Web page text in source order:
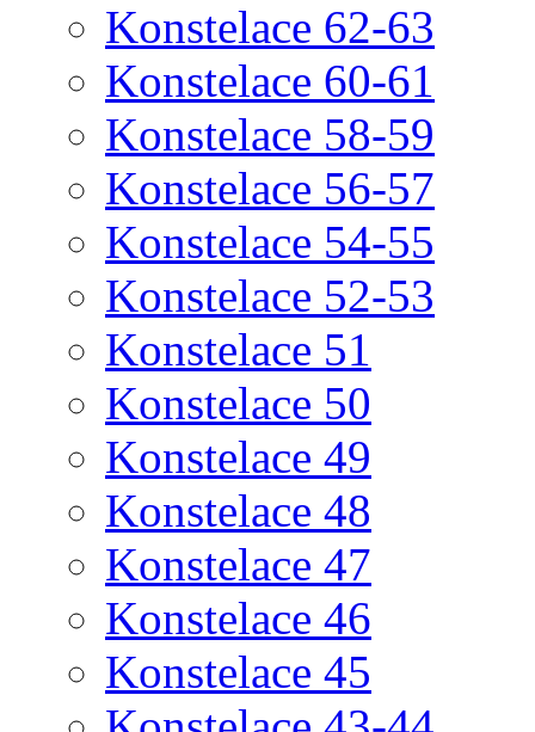
Konstelace 62-63
Konstelace 60-61
Konstelace 58-59
Konstelace 56-57
Konstelace 54-55
Konstelace 52-53
Konstelace 51
Konstelace 50
Konstelace 49
Konstelace 48
Konstelace 47
Konstelace 46
Konstelace 45